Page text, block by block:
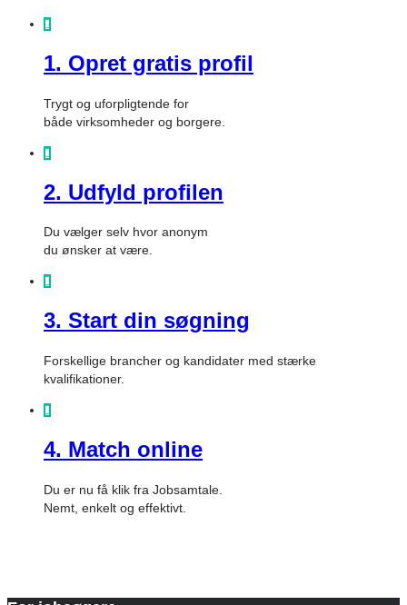
1. Opret gratis profil
Trygt og uforpligtende for
både virksomheder og borgere.
2. Udfyld profilen
Du vælger selv hvor anonym
du ønsker at være.
3. Start din søgning
Forskellige brancher og kandidater med stærke
kvalifikationer.
4. Match online
Du er nu få klik fra Jobsamtale.
Nemt, enkelt og effektivt.